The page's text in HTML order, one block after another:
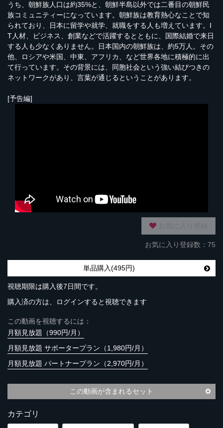
うち、朝鮮族人口は約35%と、朝鮮半島以外では二番目の朝鮮民
族コミュニティーになっています。朝鮮族は教育熱心なことで知
られており、日本に留学や就学、就職をする人も増えています。I
T人材、ビジネス、創業などで活躍するとともに、国際結婚で来日
する人も少なくありません。日本国内の朝鮮族は、約5万人。その
他、ロシアや米国、中東、アフリカ、など世界各地に積極的に出
て行っています。その背景には、同胞社会という強い結びつきの
ネットワークがあり、言葉が通じるということがあります。
[予告編]
お気に入り登録数：75
単品購入(495円)
視聴期限は購入後7日間です。
購入済の方は、ログインすると視聴できます
この動画を視聴するには：
月額見放題（990円/月）
月額見放題 サポータープラン（1,980円/月）
月額見放題 パートナープラン（2,970円/月）
この動画が含まれるセット
カテゴリ